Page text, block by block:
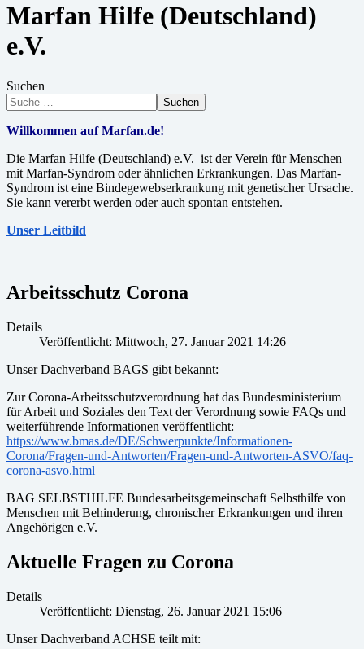
Marfan Hilfe (Deutschland)
e.V.
Suchen
Suchen
Willkommen auf Marfan.de!
Die Marfan Hilfe (Deutschland) e.V. ist der Verein für Menschen
mit Marfan-Syndrom oder ähnlichen Erkrankungen. Das Marfan-
Syndrom ist eine Bindegewebserkrankung mit genetischer Ursache.
Sie kann vererbt werden oder auch spontan entstehen.
Unser Leitbild
Arbeitsschutz Corona
Details
Veröffentlicht: Mittwoch, 27. Januar 2021 14:26
Unser Dachverband BAGS gibt bekannt:
Zur Corona-Arbeitsschutzverordnung hat das Bundesministerium
für Arbeit und Soziales den Text der Verordnung sowie FAQs und
weiterführende Informationen veröffentlicht:
https://www.bmas.de/DE/Schwerpunkte/Informationen-
Corona/Fragen-und-Antworten/Fragen-und-Antworten-ASVO/faq-
corona-asvo.html
BAG SELBSTHILFE Bundesarbeitsgemeinschaft Selbsthilfe von
Menschen mit Behinderung, chronischer Erkrankungen und ihren
Angehörigen e.V.
Aktuelle Fragen zu Corona
Details
Veröffentlicht: Dienstag, 26. Januar 2021 15:06
Unser Dachverband ACHSE teilt mit: